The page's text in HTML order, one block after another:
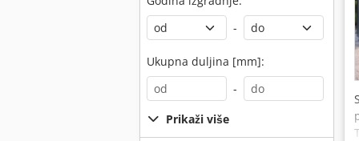
-
Ukupna duljina [mm]:
-
Prikaži više